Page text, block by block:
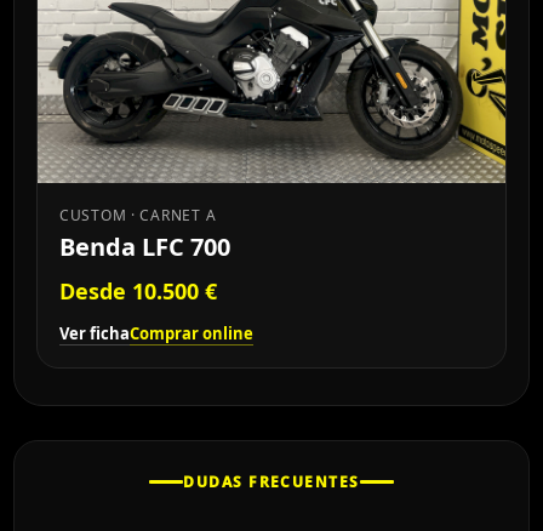
CUSTOM · CARNET A
Benda LFC 700
Desde 10.500 €
Ver fichaComprar online
DUDAS FRECUENTES